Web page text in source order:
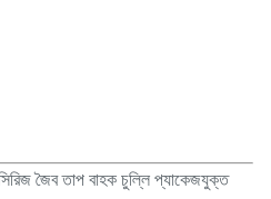
জৈব তাপ বাহক চুল্লি প্যাকেজযুক্ত